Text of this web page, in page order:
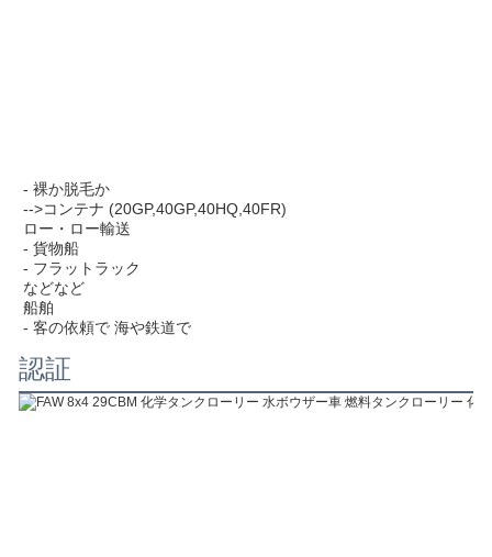
- 裸か脱毛か
-->コンテナ (20GP,40GP,40HQ,40FR)
ロー・ロー輸送
- 貨物船
- フラットラック
などなど
船舶
- 客の依頼で 海や鉄道で
認証